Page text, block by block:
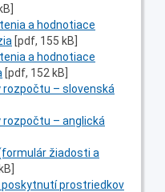
a hodnotiace
[pdf, 155 kB]
a hodnotiace
[pdf, 152 kB]
rozpočtu – slovenská
rozpočtu – anglická
žiadosti a
poskytnutí prostriedkov